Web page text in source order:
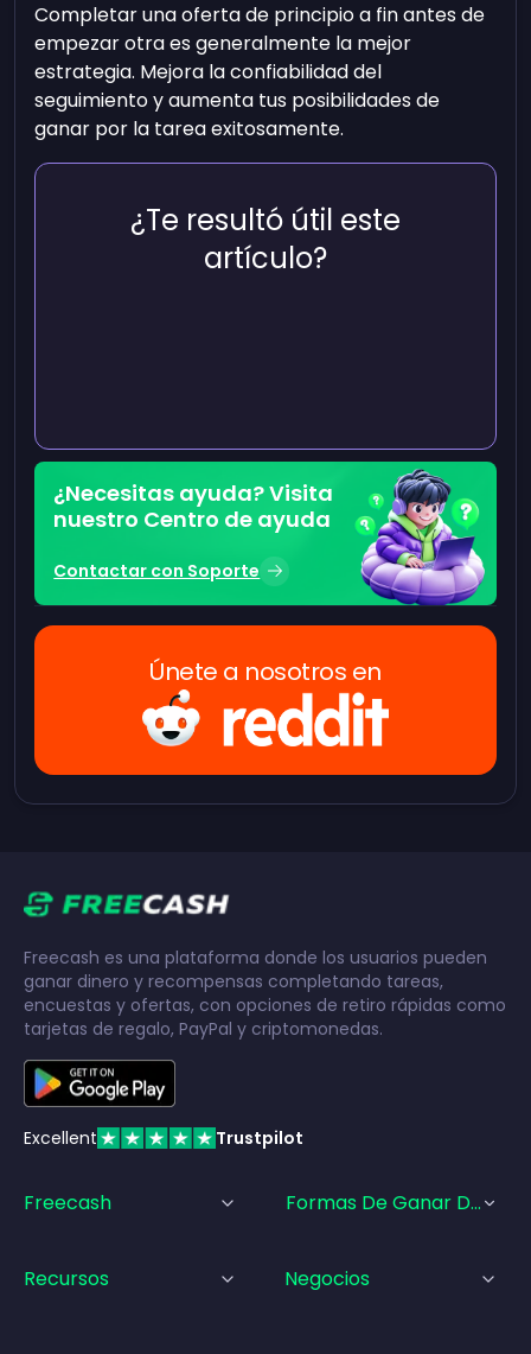
Completar una oferta de principio a fin antes de
empezar otra es generalmente la mejor
estrategia. Mejora la confiabilidad del
seguimiento y aumenta tus posibilidades de
ganar por la tarea exitosamente.
¿Te resultó útil este
artículo?
¿Necesitas ayuda? Visita
nuestro Centro de ayuda
Contactar con Soporte
Únete a nosotros en
Freecash es una plataforma donde los usuarios pueden
ganar dinero y recompensas completando tareas,
encuestas y ofertas, con opciones de retiro rápidas como
tarjetas de regalo, PayPal y criptomonedas.
Excellent Trustpilot
Freecash Formas De Ganar Dinero
Recursos Negocios